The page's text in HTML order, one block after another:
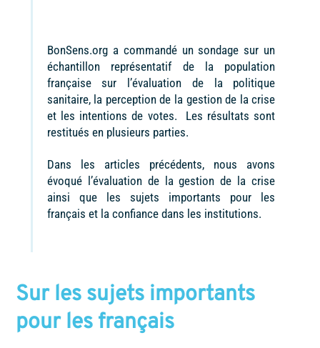
BonSens.org a commandé un sondage sur un
échantillon représentatif de la population
française sur l’évaluation de la politique
sanitaire, la perception de la gestion de la crise
et les intentions de votes. Les résultats sont
restitués en plusieurs parties.
Dans les articles précédents, nous avons
évoqué l’évaluation de la gestion de la crise
ainsi que les sujets importants pour les
français et la confiance dans les institutions.
Sur les sujets importants
pour les français